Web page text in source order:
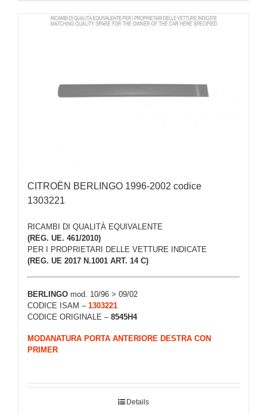
CITROËN BERLINGO 1996-2002 codice
1303221
RICAMBI DI QUALITÀ EQUIVALENTE
(REG. UE. 461/2010)
PER I PROPRIETARI DELLE VETTURE INDICATE
(REG. UE 2017 N.1001 ART. 14 C)
BERLINGO mod. 10/96 > 09/02
CODICE ISAM – 1303221
CODICE ORIGINALE – 8545H4
MODANATURA PORTA ANTERIORE DESTRA CON
PRIMER
Details